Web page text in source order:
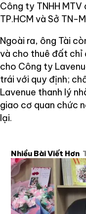
Công ty TNHH MTV
TP.HCM và Sở TN-
Ngoài ra, ông Tài
và cho thuê đất chỉ
cho Công ty
trái với quy định;
Lavenue thanh lý
giao cơ quan chức
lại.
Nhiều Bài Viết Hơn